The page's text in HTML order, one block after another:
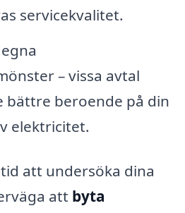
servicekvalitet.
– vissa avtal
bättre beroende på din
elektricitet.
att undersöka dina
att byta